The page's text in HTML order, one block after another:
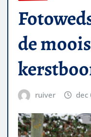
de
ruiver dec